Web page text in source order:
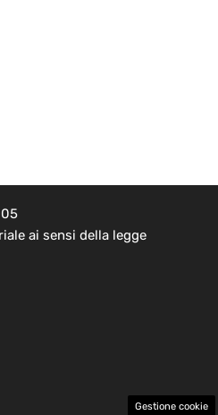
ai sensi della legge
Gestione cookie